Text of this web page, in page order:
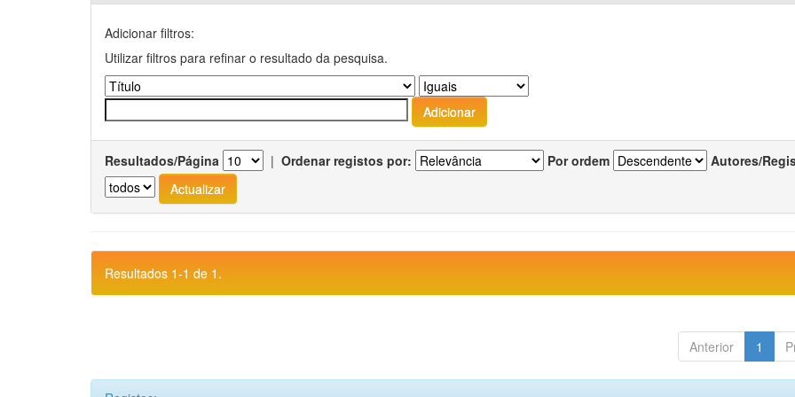
Adicionar filtros:
Utilizar filtros para refinar o resultado da pesquisa.
Resultados/Página | Ordenar registos por: Por ordem Autores/
Resultados 1-1 de 1.
Anterior 1